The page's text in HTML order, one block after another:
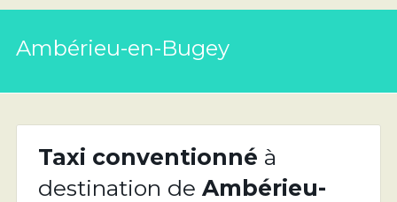
Ambérieu-en-Bugey
Taxi conventionné à
destination de Ambérieu-